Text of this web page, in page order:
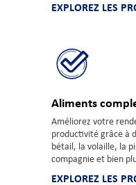
EXPLOREZ LES
Aliments
Améliorez votre
productivité grâce à
bétail, la volaille, la
compagnie et bien
EXPLOREZ LES